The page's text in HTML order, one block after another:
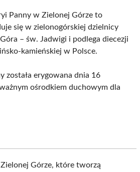
Panny w Zielonej Górze to
się w zielonogórskiej dzielnicy
– św. Jadwigi i podlega diecezji
kamieńskiej w Polsce.
została erygowana dnia 16
ośrodkiem duchowym dla
Górze, które tworzą